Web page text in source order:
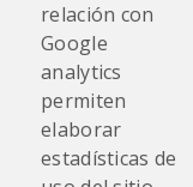
relación con
Google
analytics
permiten
elaborar
estadísticas de